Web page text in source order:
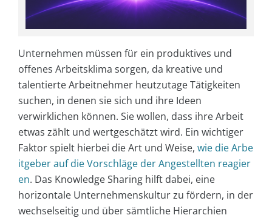
Unternehmen müssen für ein produktives und
offenes Arbeitsklima sorgen, da kreative und
talentierte Arbeitnehmer heutzutage Tätigkeiten
suchen, in denen sie sich und ihre Ideen
verwirklichen können. Sie wollen, dass ihre Arbeit
etwas zählt und wertgeschätzt wird. Ein wichtiger
Faktor spielt hierbei die Art und Weise, wie die Arbe
itgeber auf die Vorschläge der Angestellten reagier
en. Das Knowledge Sharing hilft dabei, eine
horizontale Unternehmenskultur zu fördern, in der
wechselseitig und über sämtliche Hierarchien